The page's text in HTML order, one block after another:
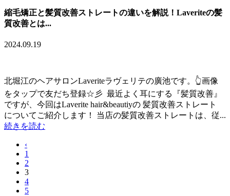
縮毛矯正と髪質改善ストレートの違いを解説！Laveriteの髪
質改善とは...
2024.09.19
北堀江のヘアサロンLaveriteラヴェリテの廣池です。👆画像
をタップで友だち登録☆彡 最近よく耳にする『髪質改善』
ですが、今回はLaverite hair&beautiyの 髪質改善ストレート
についてご紹介します！ 当店の髪質改善ストレートは、従...
続きを読む
‹
1
2
3
4
5